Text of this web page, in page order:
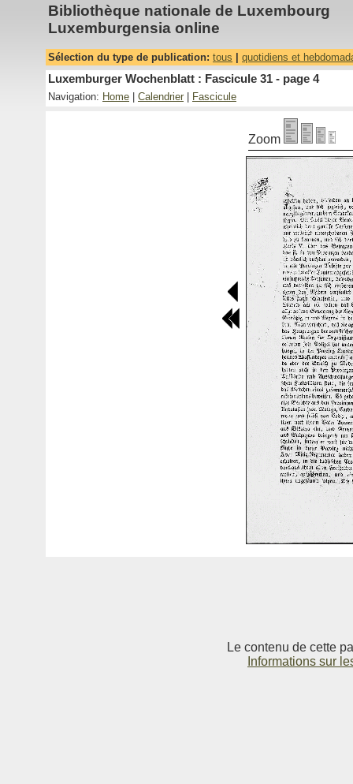
Bibliothèque nationale de Luxembourg
Luxemburgensia online
Sélection du type de publication: tous quotidiens et
Luxemburger Wochenblatt : Fascicule 31 - page 4
Navigation: Home Calendrier Fascicule
Zoom
Le contenu de cette
Informations sur